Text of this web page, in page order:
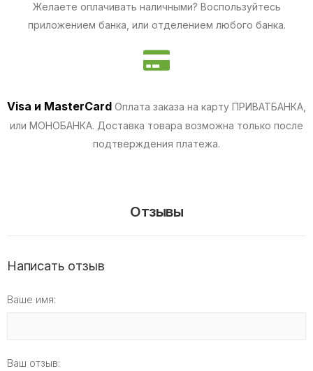
Желаете оплачивать наличными? Воспользуйтесь
приложением банка, или отделением любого банка.
Visa и MasterCard Оплата заказа на карту ПРИВАТБАНКА,
или МОНОБАНКА. Доставка товара возможна только после
подтверждения платежа.
Отзывы
Написать отзыв
Ваше имя:
Ваш отзыв: